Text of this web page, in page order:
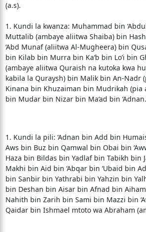
(a.s).
1. Kundi la kwanza: Muhammad bin
Muttalib (ambaye aliitwa Shaiba) bin
‘Abd Munaf (aliitwa Al-Mugheera) bin
bin Kilab bin Murra bin Ka‘b bin Lo’i bin
(ambaye aliitwa Quraish na kutoka kwa
kabila la Quraysh) bin Malik bin An-Nadr
Kinana bin Khuzaiman bin Mudrikah (pia
bin Mudar bin Nizar bin Ma‘ad bin ‘Adnan.
1. Kundi la pili: ‘Adnan bin Add bin
Aws bin Buz bin Qamwal bin Obai bin
Haza bin Bildas bin Yadlaf bin Tabikh bin
Makhi bin Aid bin ‘Abqar bin ‘Ubaid bin
bin Sanbir bin Yathrabi bin Yahzin bin
bin Deshan bin Aisar bin Afnad bin
Nahith bin Zarih bin Sami bin Mazzi bin
Qaidar bin Ishmael mtoto wa Abraham